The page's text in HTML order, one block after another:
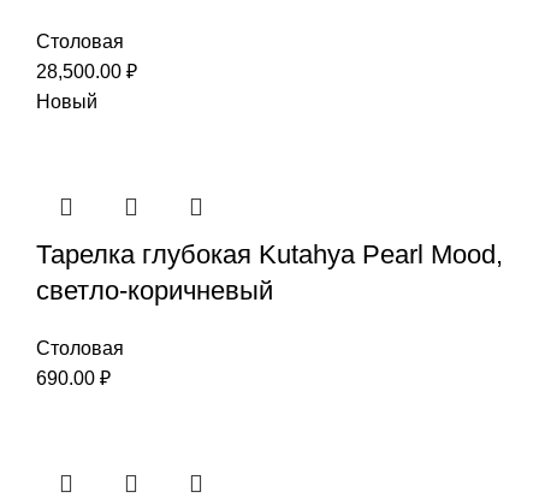
Столовая
28,500.00 ₽
Новый
Тарелка глубокая Kutahya Pearl Mood,
светло-коричневый
Столовая
690.00 ₽